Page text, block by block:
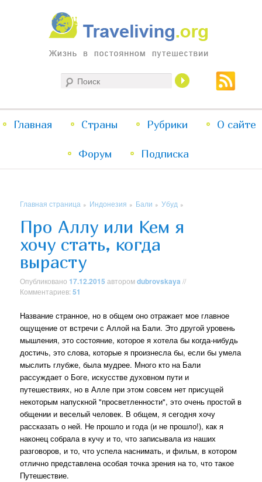
Traveliving
Жизнь в постоянном путешествии
меню
Перейти
к
Перейти
к
Главная Страны Рубрики О сайте
Форум Подписка
Главная страница » Индонезия » Бали »Убуд »
Про Аллу или Кем я
хочу стать, когда
вырасту
Опубликовано 17.12.2015 авторомdubrovskaya //
Комментариев:51
Название странное, но в общем оно отражает мое главное
ощущение от встречи с Аллой на Бали. Это другой уровень
мышления, это состояние, которое я хотела бы когда-нибудь
достичь, это слова, которые я произнесла бы, если бы умела
мыслить глубже, была мудрее. Много кто на Бали
рассуждает о Боге, искусстве духовном пути и
путешествиях, но в Алле при этом совсем нет присущей
некоторым напускной "просветленности", это очень простой в
общении и веселый человек. В общем, я сегодня хочу
рассказать о ней. Не прошло и года (и не прошло!), как я
наконец собрала в кучу и то, что записывала из наших
разговоров, и то, что успела наснимать, и фильм, в котором
отлично представлена особая точка зрения на то, что такое
Путешествие.